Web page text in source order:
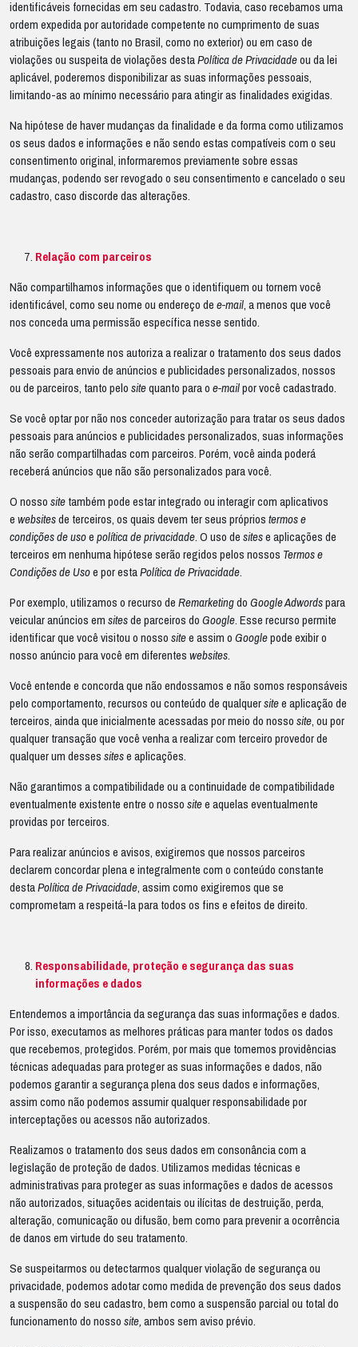
identificáveis fornecidas em seu cadastro. Todavia, caso recebamos uma
ordem expedida por autoridade competente no cumprimento de suas
atribuições legais (tanto no Brasil, como no exterior) ou em caso de
violações ou suspeita de violações destaPolítica de Privacidadeou da lei
aplicável, poderemos disponibilizar as suas informações pessoais,
limitando-as ao mínimo necessário para atingir as finalidades exigidas.
Na hipótese de haver mudanças da finalidade e da forma como utilizamos
os seus dados e informações e não sendo estas compatíveis com o seu
consentimento original, informaremos previamente sobre essas
mudanças, podendo ser revogado o seu consentimento e cancelado o seu
cadastro, caso discorde das alterações.
Relação com parceiros
Não compartilhamos informações que o identifiquem ou tornem você
identificável, como seu nome ou endereço dee-mail, a menos que você
nos conceda uma permissão específica nesse sentido.
Você expressamente nos autoriza a realizar o tratamento dos seus dados
pessoais para envio de anúncios e publicidades personalizados, nossos
ou de parceiros, tanto pelositequanto para oe-mailpor você cadastrado.
Se você optar por não nos conceder autorização para tratar os seus dados
pessoais para anúncios e publicidades personalizados, suas informações
não serão compartilhadas com parceiros. Porém, você ainda poderá
receberá anúncios que não são personalizados para você.
O nossositetambém pode estar integrado ou interagir com aplicativos
ewebsitesde terceiros, os quais devem ter seus própriostermos e
condições de usoepolítica de privacidade. O uso desitese aplicações de
terceiros em nenhuma hipótese serão regidos pelos nossos Termos e
Condições de Usoe por estaPolítica de Privacidade.
Por exemplo, utilizamos o recurso deRemarketingdoGoogle Adwordspara
veicular anúncios emsitesde parceiros doGoogle. Esse recurso permite
identificar que você visitou o nossositee assim oGooglepode exibir o
nosso anúncio para você em diferenteswebsites.
Você entende e concorda que não endossamos e não somos responsáveis
pelo comportamento, recursos ou conteúdo de qualquersitee aplicação de
terceiros, ainda que inicialmente acessadas por meio do nossosite, ou por
qualquer transação que você venha a realizar com terceiro provedor de
qualquer um dessessitese aplicações.
Não garantimos a compatibilidade ou a continuidade de compatibilidade
eventualmente existente entre o nossositee aquelas eventualmente
providas por terceiros.
Para realizar anúncios e avisos, exigiremos que nossos parceiros
declarem concordar plena e integralmente com o conteúdo constante
destaPolítica de Privacidade, assim como exigiremos que se
comprometam a respeitá-la para todos os fins e efeitos de direito.
Responsabilidade, proteção e segurança das suas
informações e dados
Entendemos a importância da segurança das suas informações e dados.
Por isso, executamos as melhores práticas para manter todos os dados
que recebemos, protegidos. Porém, por mais que tomemos providências
técnicas adequadas para proteger as suas informações e dados, não
podemos garantir a segurança plena dos seus dados e informações,
assim como não podemos assumir qualquer responsabilidade por
interceptações ou acessos não autorizados.
Realizamos o tratamento dos seus dados em consonância com a
legislação de proteção de dados. Utilizamos medidas técnicas e
administrativas para proteger as suas informações e dados de acessos
não autorizados, situações acidentais ou ilícitas de destruição, perda,
alteração, comunicação ou difusão, bem como para prevenir a ocorrência
de danos em virtude do seu tratamento.
Se suspeitarmos ou detectarmos qualquer violação de segurança ou
privacidade, podemos adotar como medida de prevenção dos seus dados
a suspensão do seu cadastro, bem como a suspensão parcial ou total do
funcionamento do nossosite,ambos sem aviso prévio.